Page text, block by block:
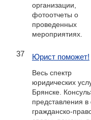
организации,
фотоотчеты о
проведенных
мероприятиях.
37 Юрист поможет!
Весь спектр
юридических
Брянске.
представления в
гражданско-